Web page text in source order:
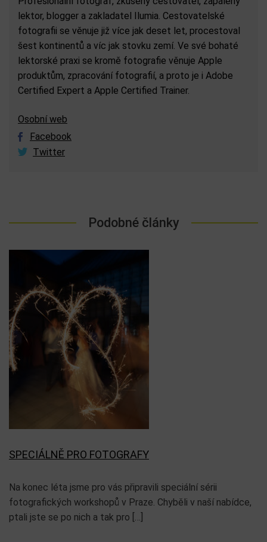
lektor, blogger a zakladatel Ilumia. Cestovatelské
fotografii se věnuje již více jak deset let, procestoval
šest kontinentů a víc jak stovku zemí. Ve své bohaté
lektorské praxi se kromě fotografie věnuje Apple
produktům, zpracování fotografií, a proto je i Adobe
Certified Expert a Apple Certified Trainer.
Osobní web
Facebook
Twitter
Podobné články
SPECIÁLNĚ PRO FOTOGRAFY
Na konec léta jsme pro vás připravili speciální sérii
fotografických workshopů v Praze. Chyběli v naší nabídce,
ptali jste se po nich a tak pro […]